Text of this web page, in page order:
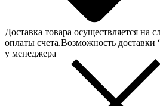
Доставка товара осуществляется на
оплаты счета.Возможность доставки
у менеджера